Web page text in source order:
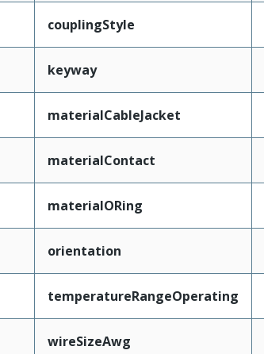
couplingStyle
keyway
materialCableJacket
materialContact
materialORing
orientation
temperatureRangeOperating
wireSizeAwg